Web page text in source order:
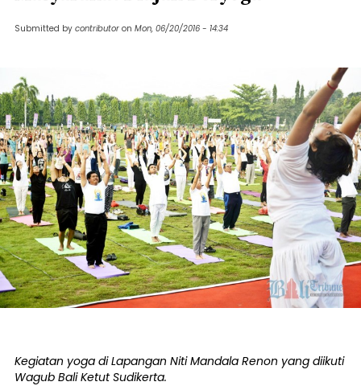
Submitted by contributor on Mon, 06/20/2016 - 14:34
Kegiatan yoga di Lapangan Niti Mandala Renon yang diikuti
Wagub Bali Ketut Sudikerta.